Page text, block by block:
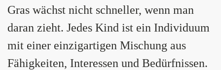
Gras wächst nicht schneller, wenn man
daran zieht. Jedes Kind ist ein Individuum
mit einer einzigartigen Mischung aus
Fähigkeiten, Interessen und Bedürfnissen.